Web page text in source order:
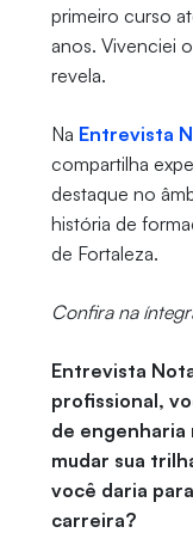
primeiro curso
anos. Vivenciei
revela.
Na Entrevista
compartilha
destaque no
história de
de Fortaleza.
Confira na
Entrevista
profissional,
de engenharia
mudar sua
você daria
carreira?